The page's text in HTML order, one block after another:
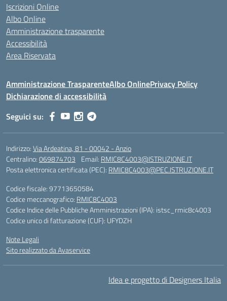
Iscrizioni Online
Albo Online
Amministrazione trasparente
Accessibilità
Area Riservata
Amministrazione TrasparenteAlbo OnlinePrivacy Policy
Dichiarazione di accessibilità
Seguici su:
Indirizzo:Via Ardeatina, 81 - 00042 - Anzio
Centralino:069874703 Email: RMIC8C4003@ISTRUZIONE.IT
Posta elettronica certificata (PEC): RMIC8C4003@PEC.ISTRUZIONE.IT
Codice fiscale: 97713650584
Codice meccanografico: RMIC8C4003
Codice Indice delle Pubbliche Amministrazioni (IPA): istsc_rmic8c4003
Codice unico di fatturazione (CUF): UFYDZH
Note Legali
Sito realizzato da Avaservice
Idea e progetto di Designers Italia